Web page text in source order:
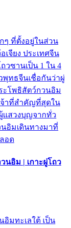
กๆ ที่ตั้งอยู่ในส่วน
จียง ประเทศจีน
วซานเป็น 1 ใน 4
ทธจีนเชื่อกันว่าผู่
ะโพธิสัตว์กวนอิม
จ้าที่สำคัญที่สุดใน
แสวงบุญจากทั่ว
อิมเดินทางมาที่
อด
นอิม | เกาะผู่โถว
มทะเลใต้ เป็น